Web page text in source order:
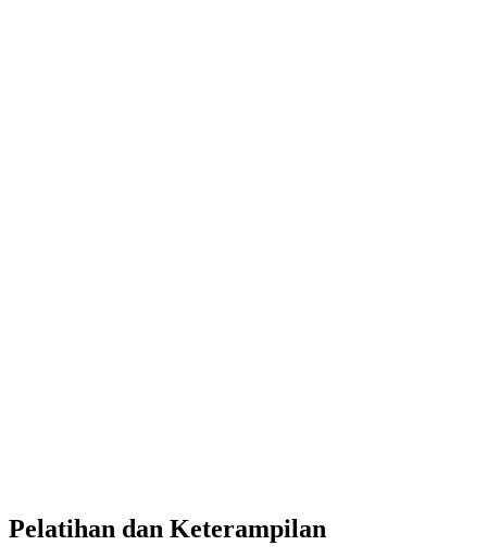
Pelatihan dan Keterampilan